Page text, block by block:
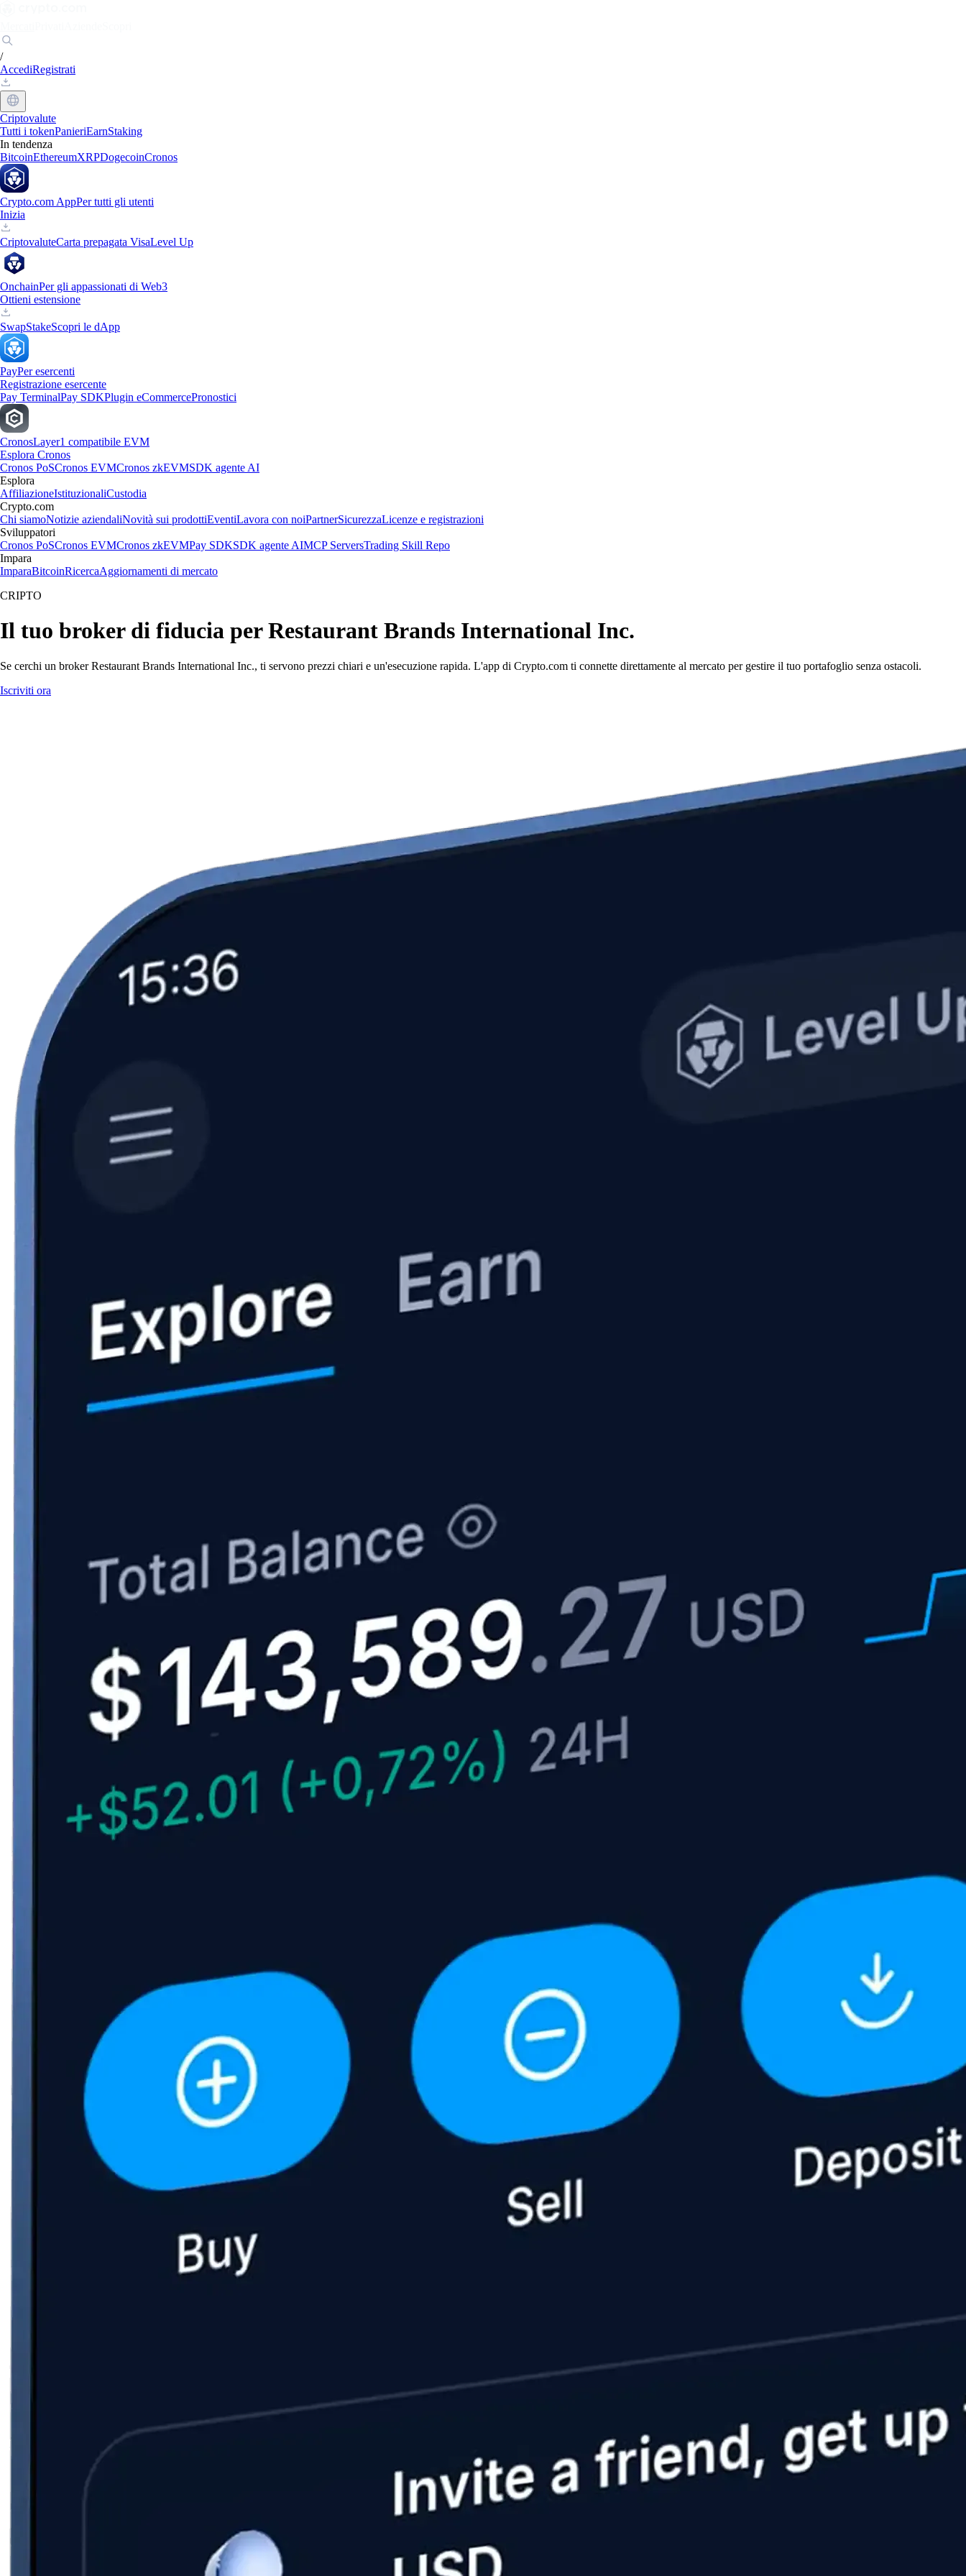
/
AccediRegistrati
Criptovalute
Tutti i tokenPanieriEarnStaking
In tendenza
BitcoinEthereumXRPDogecoinCronos
Crypto.com AppPer tutti gli utenti
Inizia
CriptovaluteCarta prepagata VisaLevel Up
OnchainPer gli appassionati di Web3
Ottieni estensione
SwapStakeScopri le dApp
PayPer esercenti
Registrazione esercente
Pay TerminalPay SDKPlugin eCommercePronostici
CronosLayer1 compatibile EVM
Esplora Cronos
Cronos PoSCronos EVMCronos zkEVMSDK agente AI
Esplora
AffiliazioneIstituzionaliCustodia
Crypto.com
Chi siamoNotizie aziendaliNovità sui prodottiEventiLavora con noiPartnerSicurezzaLicenze e registrazioni
Sviluppatori
Cronos PoSCronos EVMCronos zkEVMPay SDKSDK agente AIMCP ServersTrading Skill Repo
Impara
ImparaBitcoinRicercaAggiornamenti di mercato
CRIPTO
Il tuo broker di fiducia per Restaurant Brands International Inc.
Se cerchi un broker Restaurant Brands International Inc., ti servono prezzi chiari e un'esecuzione rapida. L'app di Crypto.com ti connette direttamente al mercato per gestire il tuo portafoglio senza ostacoli.
Iscriviti ora